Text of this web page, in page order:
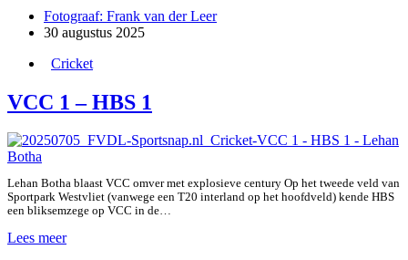
HCC-
VCC
Fotograaf: Frank van der Leer
30 augustus 2025
Cricket
VCC 1 – HBS 1
Lehan Botha blaast VCC omver met explosieve century Op het tweede veld van
Sportpark Westvliet (vanwege een T20 interland op het hoofdveld) kende HBS
een bliksemzege op VCC in de…
Lees meerVCC